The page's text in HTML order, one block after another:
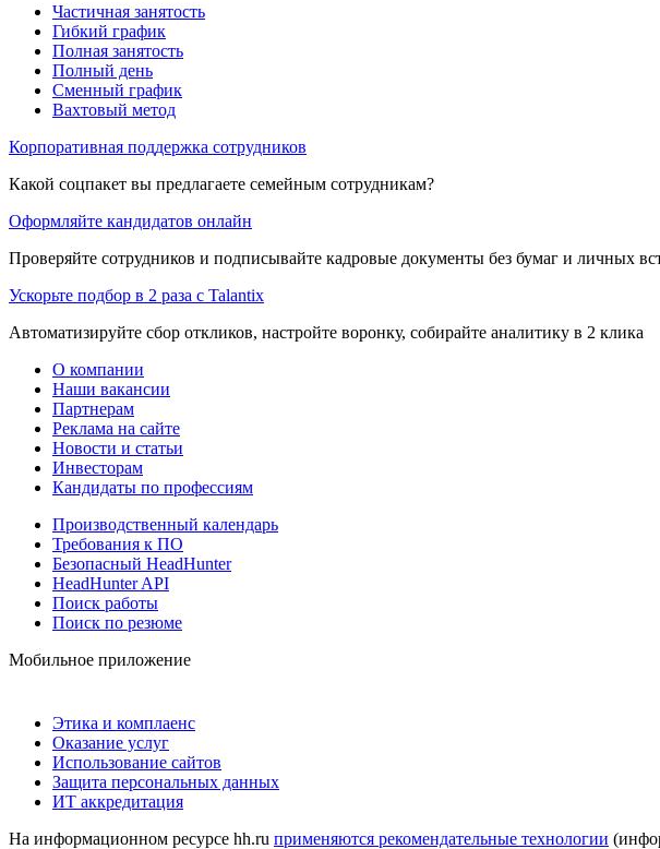
Частичная занятость
Гибкий график
Полная занятость
Полный день
Сменный график
Вахтовый метод
Корпоративная поддержка сотрудников
Какой соцпакет вы предлагаете семейным сотрудникам?
Оформляйте кандидатов онлайн
Проверяйте сотрудников и подписывайте кадровые документы без бумаг и личных
Ускорьте подбор в 2 раза с Talantix
Автоматизируйте сбор откликов, настройте воронку, собирайте аналитику в 2 клика
О компании
Наши вакансии
Партнерам
Реклама на сайте
Новости и статьи
Инвесторам
Кандидаты по профессиям
Производственный календарь
Требования к ПО
Безопасный HeadHunter
HeadHunter API
Поиск работы
Поиск по резюме
Мобильное приложение
Этика и комплаенс
Оказание услуг
Использование сайтов
Защита персональных данных
ИТ аккредитация
На информационном ресурсе hh.ru применяются рекомендательные технологии